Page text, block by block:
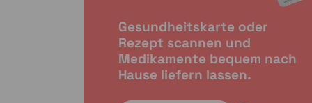
Gesundheitskarte oder
Rezept scannen und
Medikamente bequem nach
Hause liefern lassen.